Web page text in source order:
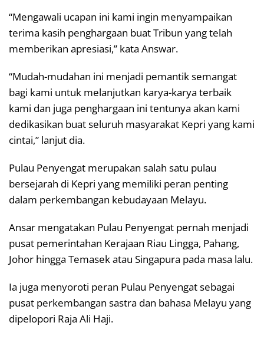
“Mengawali ucapan ini kami ingin menyampaikan
terima kasih penghargaan buat Tribun yang telah
memberikan apresiasi,” kata Answar.
“Mudah-mudahan ini menjadi pemantik semangat
bagi kami untuk melanjutkan karya-karya terbaik
kami dan juga penghargaan ini tentunya akan kami
dedikasikan buat seluruh masyarakat Kepri yang kami
cintai,” lanjut dia.
Pulau Penyengat merupakan salah satu pulau
bersejarah di Kepri yang memiliki peran penting
dalam perkembangan kebudayaan Melayu.
Ansar mengatakan Pulau Penyengat pernah menjadi
pusat pemerintahan Kerajaan Riau Lingga, Pahang,
Johor hingga Temasek atau Singapura pada masa lalu.
Ia juga menyoroti peran Pulau Penyengat sebagai
pusat perkembangan sastra dan bahasa Melayu yang
dipelopori Raja Ali Haji.